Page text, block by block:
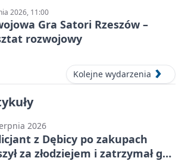
2026, 11:00
Gra Satori Rzeszów –
rozwojowy
Kolejne wydarzenia
2026
z Dębicy po zakupach
za złodziejem i zatrzymał go